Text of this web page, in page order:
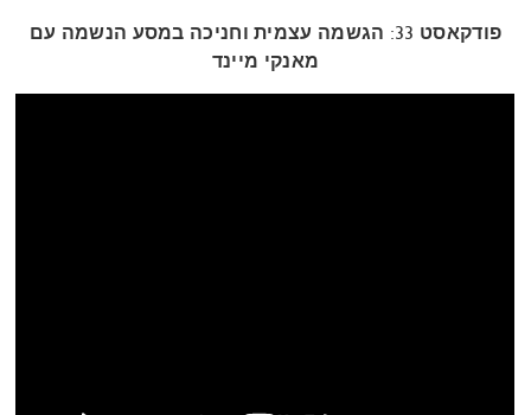
פודקאסט 33: הגשמה עצמית וחניכה במסע הנשמה עם
מאנקי מיינד